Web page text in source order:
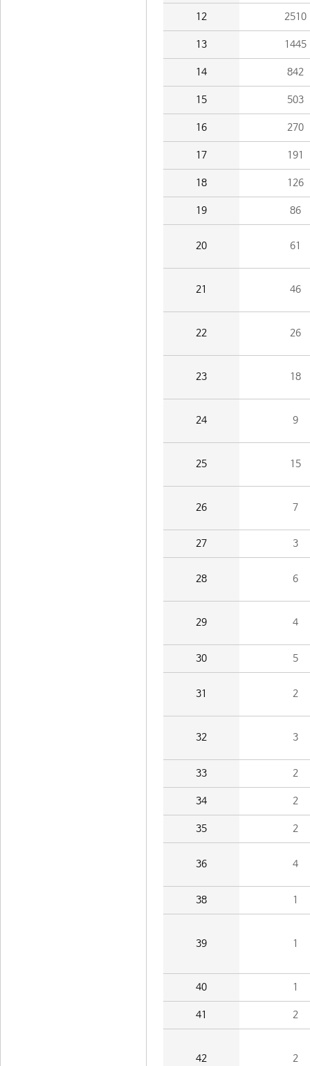
12 2510
13 1445
14 842
15 503
16 270
17 191
18 126
19 86
20 61
21 46
22 26
23 18
24 9
25 15
26 7
27 3
28 6
29 4
30 5
31 2
32 3
33 2
34 2
35 2
36 4
38 1
39 1
40 1
41 2
42 2